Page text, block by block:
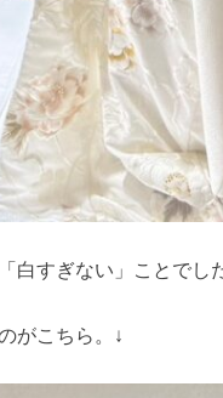
白すぎない」ことで
がこちら。↓